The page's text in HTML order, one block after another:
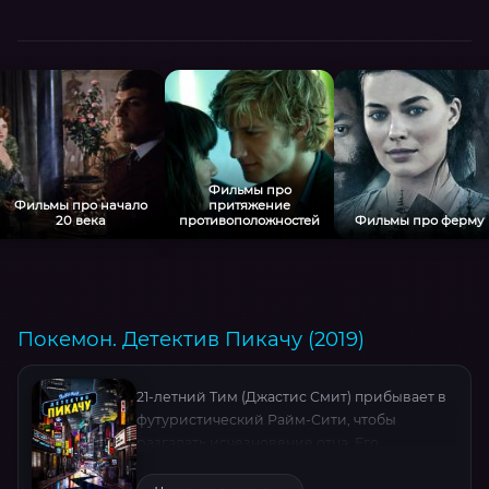
Фильмы про начало
20 века
Фильмы про
притяжение
противоположностей
Фильмы про ферму
Покемон. Детектив Пикачу (2019)
21-летний Тим (Джастис Смит) прибывает в
футуристический Райм-Сити, чтобы